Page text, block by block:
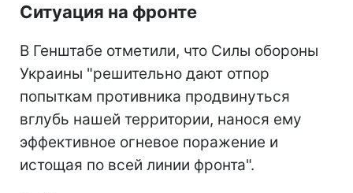
Ситуация на фронте
В Генштабе отметили, что Силы обороны
Украины "решительно дают отпор
попыткам противника продвинуться
вглубь нашей территории, нанося ему
эффективное огневое поражение и
истощая по всей линии фронта".